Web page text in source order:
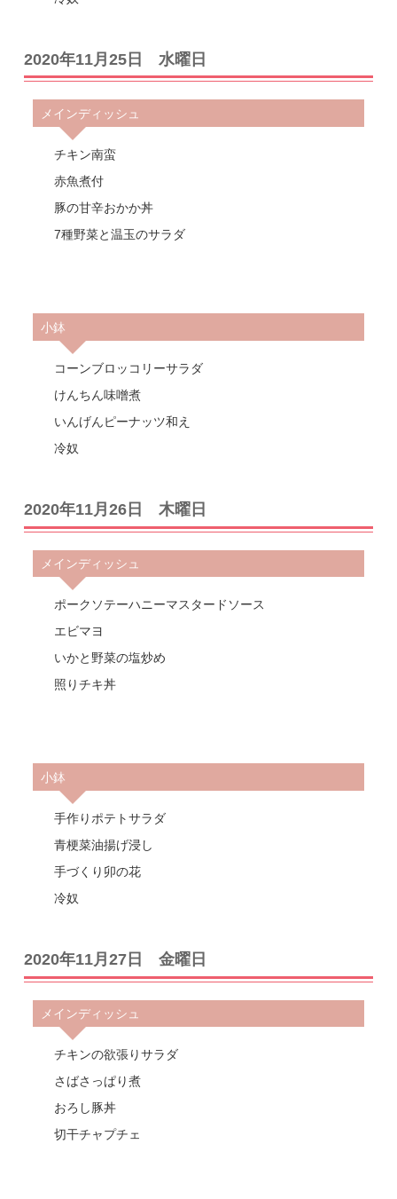
2020年11月25日 水曜日
メインディッシュ
チキン南蛮
赤魚煮付
豚の甘辛おかか丼
7種野菜と温玉のサラダ
小鉢
コーンブロッコリーサラダ
けんちん味噌煮
いんげんピーナッツ和え
冷奴
2020年11月26日 木曜日
メインディッシュ
ポークソテーハニーマスタードソース
エビマヨ
いかと野菜の塩炒め
照りチキ丼
小鉢
手作りポテトサラダ
青梗菜油揚げ浸し
手づくり卯の花
冷奴
2020年11月27日 金曜日
メインディッシュ
チキンの欲張りサラダ
さばさっぱり煮
おろし豚丼
切干チャプチェ